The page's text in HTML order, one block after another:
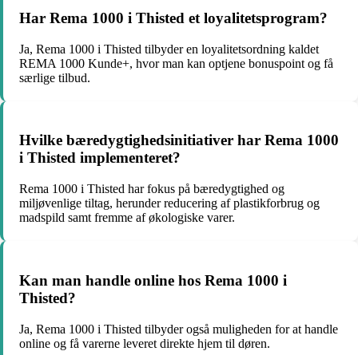
Har Rema 1000 i Thisted et loyalitetsprogram?
Ja, Rema 1000 i Thisted tilbyder en loyalitetsordning kaldet
REMA 1000 Kunde+, hvor man kan optjene bonuspoint og få
særlige tilbud.
Hvilke bæredygtighedsinitiativer har Rema 1000
i Thisted implementeret?
Rema 1000 i Thisted har fokus på bæredygtighed og
miljøvenlige tiltag, herunder reducering af plastikforbrug og
madspild samt fremme af økologiske varer.
Kan man handle online hos Rema 1000 i
Thisted?
Ja, Rema 1000 i Thisted tilbyder også muligheden for at handle
online og få varerne leveret direkte hjem til døren.